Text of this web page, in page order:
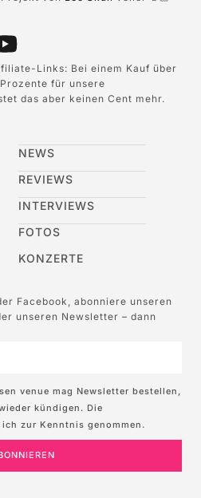
Links: Bei einem Kauf über
für unsere
das aber keinen Cent mehr.
NEWS
REVIEWS
INTERVIEWS
FOTOS
KONZERTE
Facebook, abonniere unseren
unseren Newsletter – dann
venue mag Newsletter bestellen,
kündigen. Die
ich zur Kenntnis genommen.